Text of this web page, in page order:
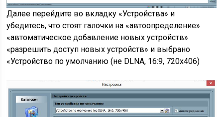
Далее перейдите во вкладку «Устройства» и
убедитесь, что стоят галочки на «автоопределение»
«автоматическое добавление новых устройств»
«разрешить доступ новых устройств» и выбрано
«Устройство по умолчанию (не DLNA, 16:9, 720х406)